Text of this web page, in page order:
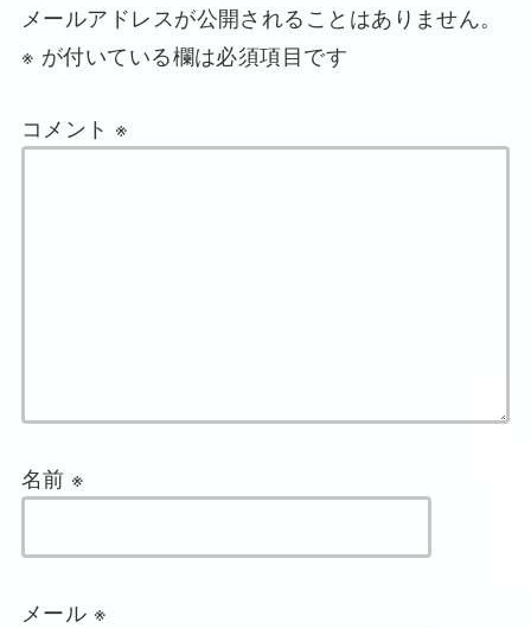
メールアドレスが公開されることはありません。
※ が付いている欄は必須項目です
コメント ※
名前 ※
メール ※